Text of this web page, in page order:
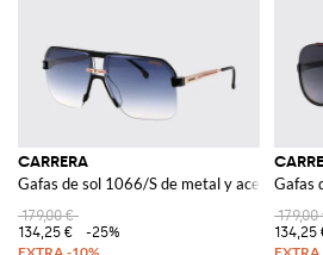
CARRERA
Gafas de sol 1066/S de metal y acetato
179,00 €
134,25 €
-25%
Gafas
179,00
134,25